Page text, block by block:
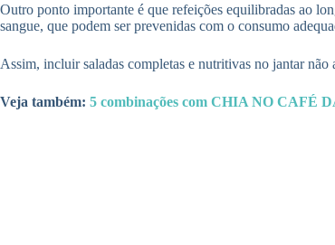
Outro ponto importante é que refeições equilibradas ao
sangue, que podem ser prevenidas com o consumo
Assim, incluir saladas completas e nutritivas no jantar
Veja também: 5 combinações com CHIA NO